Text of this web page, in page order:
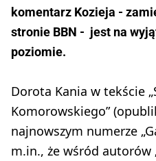
komentarz Kozieja -
stronie BBN - jest na
poziomie.
Dorota Kania w tekście
Komorowskiego”
najnowszym numerze
m.in., że wśród autorów